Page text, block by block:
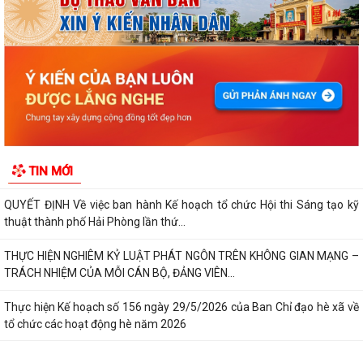
TIN MỚI
KẾ HOẠCH Triển khai tuyển chọn thực tập sinh nữ đi thực tập kỹ thuật
tại Nhật Bản Đợt II năm 2026
Kỷ niệm 79 năm Ngày Thương binh - Liệt sĩ (27-7-1947 – 27-7-2026)
KHẢO SÁT, THĂM DÒ Ý KIẾN SAU 01 NĂM THỰC HIỆN MÔ HÌNH CHÍNH
QUYỀN ĐỊA PHƯƠNG 02 CẤP
tư của cộng đồng các công trình,...
QUYẾT ĐỊNH Về việc ban hành Kế hoạch tổ chức Hội thi Sáng tạo kỹ
thuật thành phố Hải Phòng lần thứ...
THỰC HIỆN NGHIÊM KỶ LUẬT PHÁT NGÔN TRÊN KHÔNG GIAN MẠNG –
TRÁCH NHIỆM CỦA MỖI CÁN BỘ, ĐẢNG VIÊN...
Thực hiện Kế hoạch số 156 ngày 29/5/2026 của Ban Chỉ đạo hè xã về
tổ chức các hoạt động hè năm 2026